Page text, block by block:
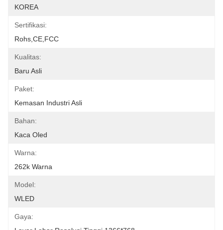
KOREA
Sertifikasi:
Rohs,CE,FCC
Kualitas:
Baru Asli
Paket:
Kemasan Industri Asli
Bahan:
Kaca Oled
Warna:
262k Warna
Model:
WLED
Gaya: